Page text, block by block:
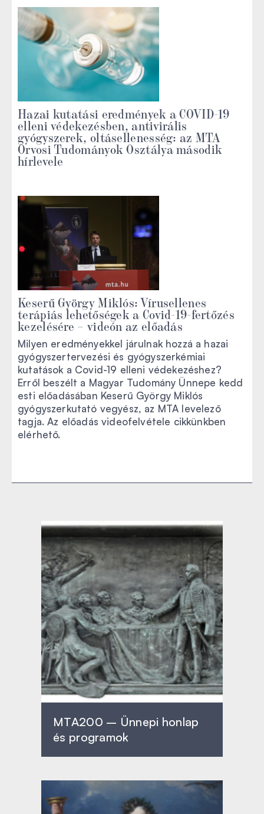
Hazai kutatási eredmények a COVID-19
elleni védekezésben, antivirális
gyógyszerek, oltásellenesség: az MTA
Orvosi Tudományok Osztálya második
hírlevele
Keserű György Miklós: Vírusellenes
terápiás lehetőségek a Covid-19-fertőzés
kezelésére – videón az előadás
Milyen eredményekkel járulnak hozzá a hazai
gyógyszertervezési és gyógyszerkémiai
kutatások a Covid-19 elleni védekezéshez?
Erről beszélt a Magyar Tudomány Ünnepe kedd
esti előadásában Keserű György Miklós
gyógyszerkutató vegyész, az MTA levelező
tagja. Az előadás videofelvétele cikkünkben
elérhető.
MTA200 – Ünnepi honlap
és programok